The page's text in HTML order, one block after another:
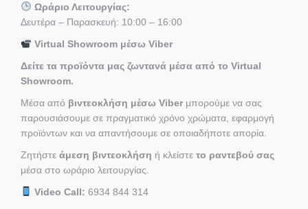
Ωράριο Λειτουργίας:
Δευτέρα – Παρασκευή: 10:00 – 16:00
Virtual Showroom μέσω Viber
Δείτε τα προϊόντα μας ζωντανά μέσα από το Virtual
Showroom.
Μέσα από βιντεοκλήση μέσω Viber μπορούμε να σας
παρουσιάσουμε σε πραγματικό χρόνο χρώματα, εφαρμογή
προϊόντων και να απαντήσουμε σε οποιαδήποτε απορία.
Ζητήστε άμεση βιντεοκλήση ή κλείστε το ραντεβού σας
μέσα στο ωράριο λειτουργίας.
Video Call: 6934 844 314